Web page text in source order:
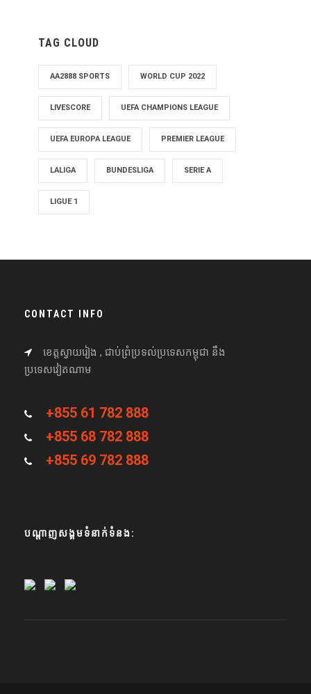
TAG CLOUD
AA2888 SPORTS WORLD CUP 2022
LIVESCORE UEFA CHAMPIONS LEAGUE
UEFA EUROPA LEAGUE PREMIER LEAGUE
LALIGA BUNDESLIGA SERIE A
LIGUE 1
CONTACT INFO
ខេត្តស្វាយរៀង , ជាប់ព្រំប្រទល់ប្រទេសកម្ពុជា នឹង
ប្រទេសវៀតណាម
+855 61 782 888
+855 68 782 888
+855 69 782 888
បណ្តាញសង្គមទំនាក់ទំនង: